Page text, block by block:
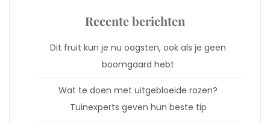
Recente berichten
Dit fruit kun je nu oogsten, ook als je geen
boomgaard hebt
Wat te doen met uitgebloeide rozen?
Tuinexperts geven hun beste tip